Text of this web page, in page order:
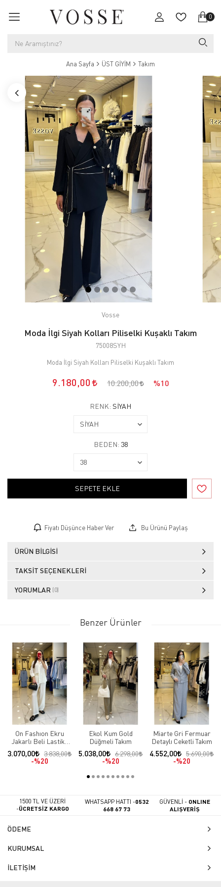
0
Ana Sayfa ÜST GİYİM Takım
Vosse
Moda İlgi Siyah Kolları Piliselki Kuşaklı Takım
75008SYH
Moda İlgi Siyah Kolları Piliselki Kuşaklı Takım
9.180,00 10.200,00 %10
RENK: SİYAH
BEDEN: 38
SEPETE EKLE
Fiyatı Düşünce Haber Ver Bu Ürünü Paylaş
ÜRÜN BILGISI
TAKSIT SEÇENEKLERI
YORUMLAR (0)
Benzer Ürünler
On Fashıon Ekru
Jakarlı Beli Lastikli
Takım
3.070,00
3.838,00
%20
Ekol Kum Gold
Düğmeli Takım
5.038,00
6.298,00
%20
Miarte Gri Fermuar
Detaylı Ceketli Takım
4.552,00
5.690,00
%20
1500 TL VE ÜZERİ
-ÜCRETSİZ KARGO
WHATSAPP HATTI -0532
668 67 73
GÜVENLİ - ONLINE
ALIŞVERİŞ
ÖDEME
KURUMSAL
İLETİŞİM